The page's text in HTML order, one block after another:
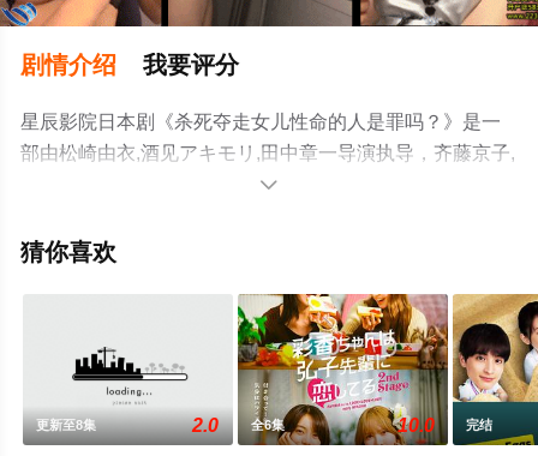
剧情介绍 我要评分
星辰影院日本剧《杀死夺走女儿性命的人是罪吗？》是一
部由松崎由衣,酒见アキモリ,田中章一导演执导，齐藤京子,
水野美纪,新川优爱,香音,小林树奈子,峰岸南,竹财辉之助,白
藤大空等明星演员精彩演绎的日本电视剧，大结局剧情已
剧全集就来星辰电影院，更多相关信息可移步至豆瓣电视
剧、电视猫或剧情网等平台了解。

猜你喜欢
更新至8集 2.0 全6集 10.0 完结